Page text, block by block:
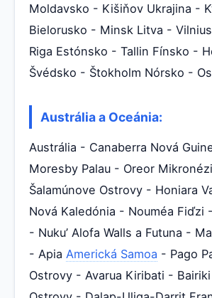
Moldavsko - Kišiňov Ukrajina -
Bielorusko - Minsk Litva -
Riga Estónsko - Tallin Fínsko -
Švédsko - Štokholm Nórsko -
Austrália a Oceánia:
Austrália - Canaberra Nová
Moresby Palau - Oreor
Šalamúnove Ostrovy - Honiara
Nová Kaledónia - Nouméa Fiďzi
- Nuku’ Alofa Walls a Futuna -
- Apia Americká Samoa - Pago
Ostrovy - Avarua Kiribati -